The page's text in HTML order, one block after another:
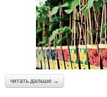
читать дальше →